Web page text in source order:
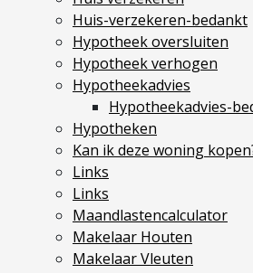
Contact
Leer ons kennen
Over Ons
Ons Team
Vacatures
Vestigingen
Vestiging Nieuwegein
Huis-verzekeren-bedankt
Hypotheek oversluiten
Hypotheek verhogen
Hypotheekadvies
Hypotheekadvies-
Hypotheken
Kan ik deze woning
Links
Links
Maandlastencalculator
Makelaar Houten
Makelaar Vleuten